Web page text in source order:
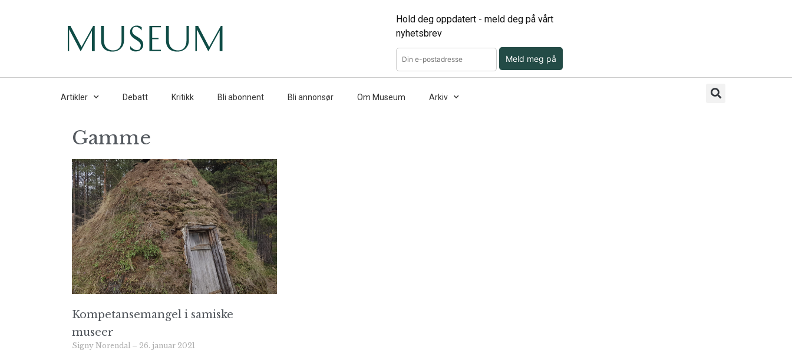
Hold deg oppdatert - meld deg på vårt
nyhetsbrev
Meld meg på
Artikler Debatt Kritikk Bli abonnent Bli annonsør Om Museum Arkiv
Gamme
Kompetansemangel i samiske
museer
Signy Norendal 26. januar 2021